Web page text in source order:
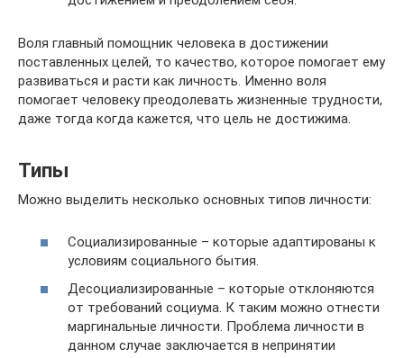
Воля главный помощник человека в достижении
поставленных целей, то качество, которое помогает ему
развиваться и расти как личность. Именно воля
помогает человеку преодолевать жизненные трудности,
даже тогда когда кажется, что цель не достижима.
Типы
Можно выделить несколько основных типов личности:
Социализированные – которые адаптированы к
условиям социального бытия.
Десоциализированные – которые отклоняются
от требований социума. К таким можно отнести
маргинальные личности. Проблема личности в
данном случае заключается в непринятии